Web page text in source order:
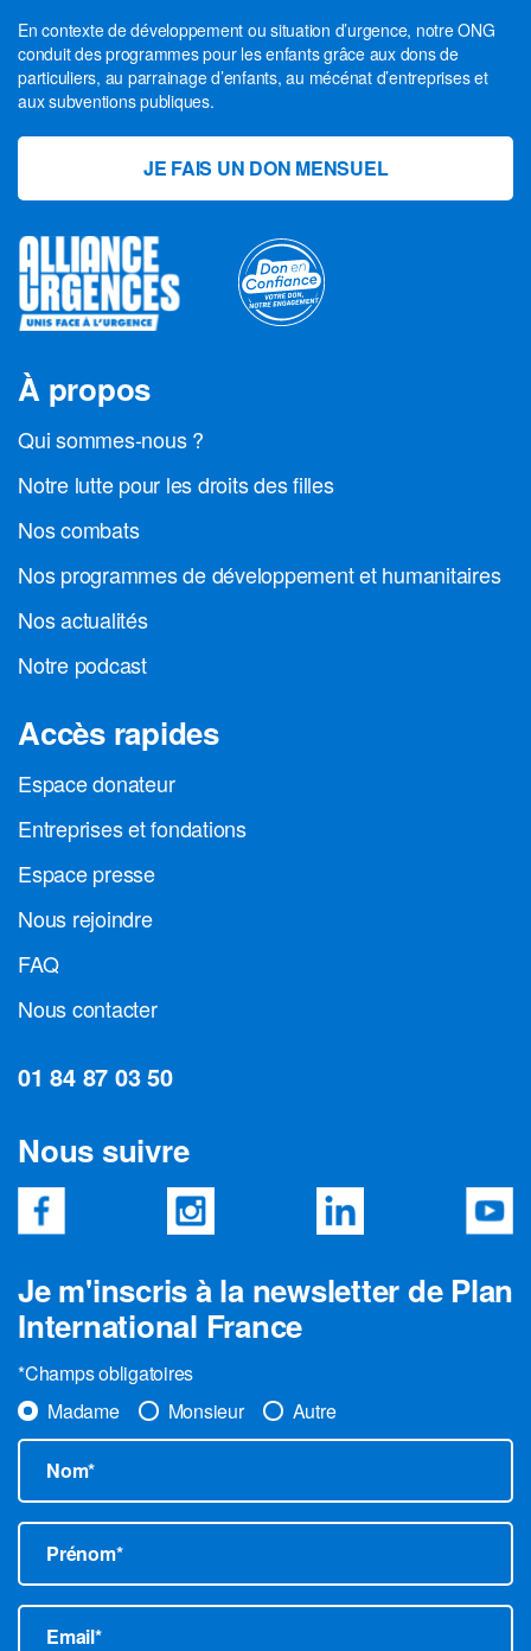
En contexte de développement ou situation d’urgence, notre ONG
conduit des programmes pour les enfants grâce aux dons de
particuliers, au parrainage d’enfants, au mécénat d’entreprises et
aux subventions publiques.
JE FAIS UN DON MENSUEL
À propos
Qui sommes-nous ?
Notre lutte pour les droits des filles
Nos combats
Nos programmes de développement et humanitaires
Nos actualités
Notre podcast
Accès rapides
Espace donateur
Entreprises et fondations
Espace presse
Nous rejoindre
FAQ
Nous contacter
01 84 87 03 50
Nous suivre
Je m'inscris à la newsletter de Plan
International France
*Champs obligatoires
Madame
Monsieur Autre
Nom*
Prénom*
Email*